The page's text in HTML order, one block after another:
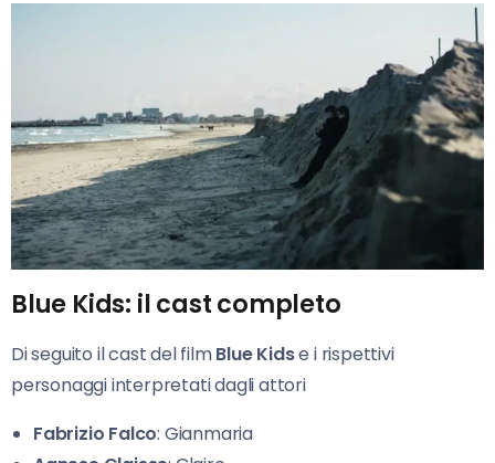
Blue Kids: il cast completo
Di seguito il cast del filmBlue Kidse i rispettivi
personaggi interpretati dagli attori
Fabrizio Falco: Gianmaria